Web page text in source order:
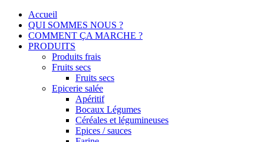
Accueil
QUI SOMMES NOUS ?
COMMENT ÇA MARCHE ?
PRODUITS
Produits frais
Fruits secs
Fruits secs
Epicerie salée
Apéritif
Bocaux Légumes
Céréales et légumineuses
Epices / sauces